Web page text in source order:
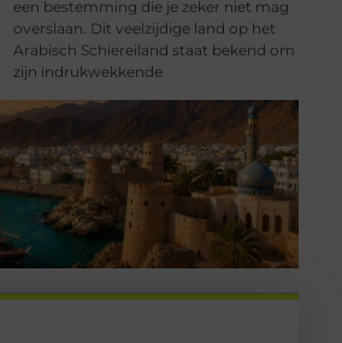
een bestemming die je zeker niet mag
overslaan. Dit veelzijdige land op het
Arabisch Schiereiland staat bekend om
zijn indrukwekkende